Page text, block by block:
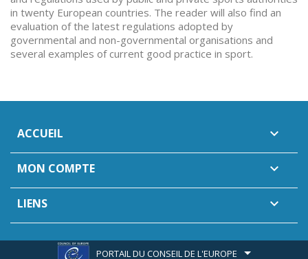
in twenty European countries. The reader will also find an
evaluation of the latest regulations adopted by
governmental and non-governmental organisations and
several examples of current good practice in sport.
ACCUEIL 
MON COMPTE 
LIENS 
PORTAIL DU CONSEIL DE L'EUROPE